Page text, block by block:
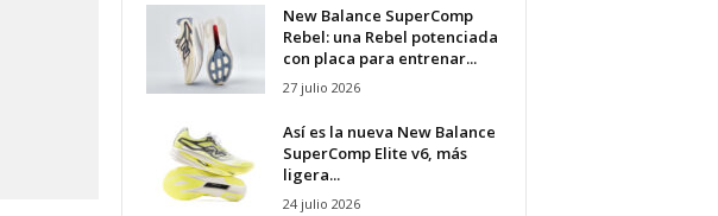
New Balance SuperComp
Rebel: una Rebel potenciada
con placa para entrenar...
27 julio 2026
Así es la nueva New Balance
SuperComp Elite v6, más
ligera...
24 julio 2026